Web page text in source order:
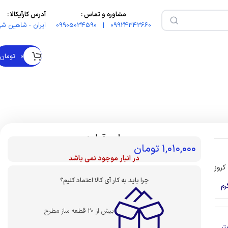
مشاوره و تماس :
09924343660 | 09905034590
آدرس کارآیکالا :
ایران - شاهین
۰ تومان
کروز
بهای قطعه :
۱,۰۱۰,۰۰۰ تومان
در انبار موجود نمی باشد
چرا باید به کار آی کالا اعتماد کنیم؟
بیش از 20 قطعه ساز مطرح